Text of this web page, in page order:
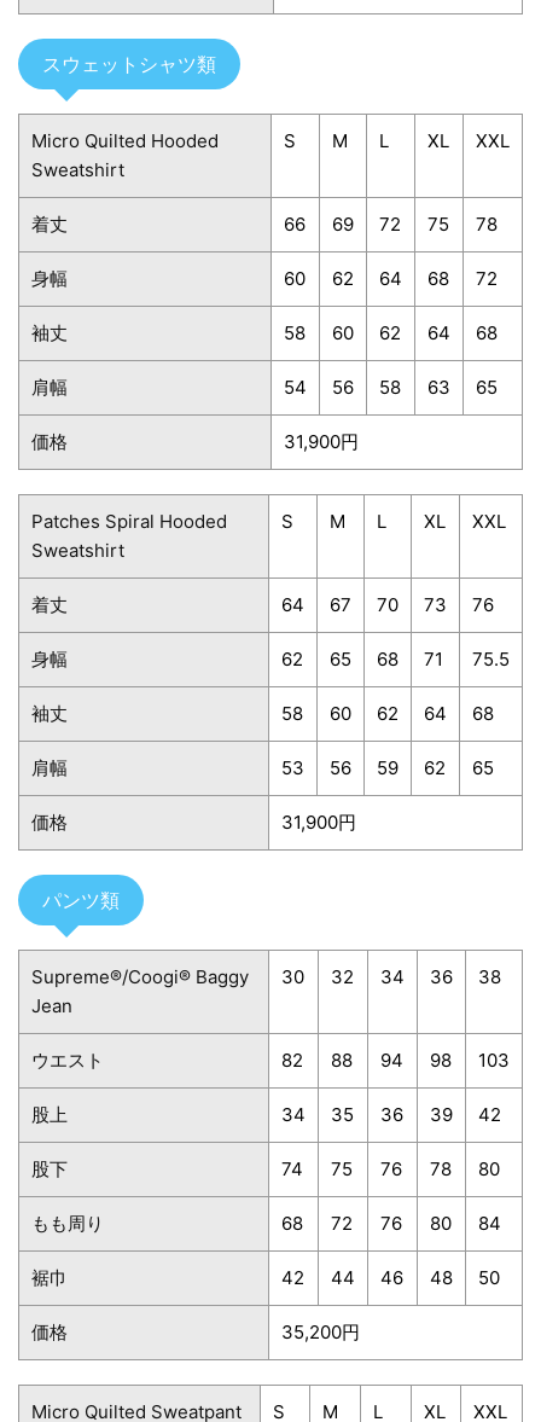
スウェットシャツ類
Micro Quilted Hooded
Sweatshirt
S M L XL XXL
着丈 66 69 72 75 78
身幅 60 62 64 68 72
袖丈 58 60 62 64 68
肩幅 54 56 58 63 65
価格 31,900円
Patches Spiral Hooded
Sweatshirt
S M L XL XXL
着丈 64 67 70 73 76
身幅 62 65 68 71 75.5
袖丈 58 60 62 64 68
肩幅 53 56 59 62 65
価格 31,900円
パンツ類
Supreme®/Coogi® Baggy
Jean
30 32 34 36 38
ウエスト 82 88 94 98 103
股上 34 35 36 39 42
股下 74 75 76 78 80
もも周り 68 72 76 80 84
裾巾 42 44 46 48 50
価格 35,200円
Micro Quilted Sweatpant S M L XL XXL